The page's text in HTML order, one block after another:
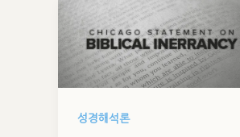
성경해석론